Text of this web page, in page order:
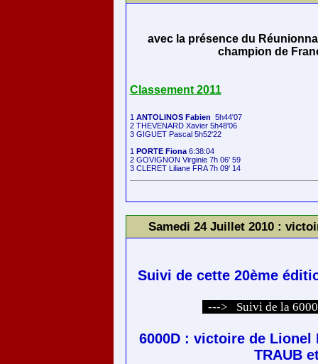
avec la présence du
champion de
Classement 2011
1 ANTOLINOS Fabien
  5h44'07
2 THEVENARD Xavier 5h48'06
3 GIGUET Pascal 5h52'22
1
PORTE Fiona 6:38:04
2 GOVIGNON Virginie 7h 06' 59
Samedi 24 Juillet 2010 :
Suivi de cette 20ème
---> Suivi de la
6000D : victoire de Lionel
TRAUB